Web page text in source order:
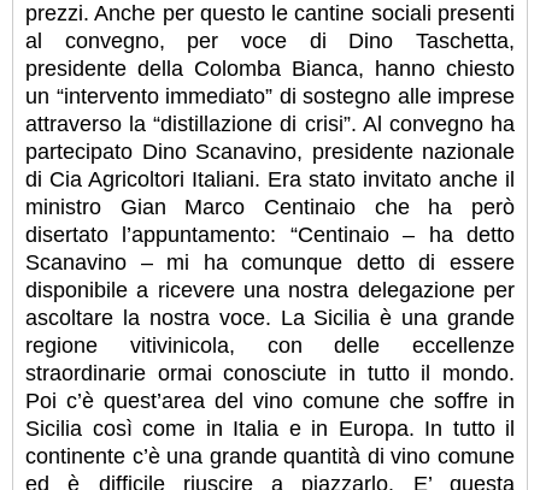
prezzi. Anche per questo le cantine sociali presenti
al convegno, per voce di Dino Taschetta,
presidente della Colomba Bianca, hanno chiesto
un “intervento immediato” di sostegno alle imprese
attraverso la “distillazione di crisi”. Al convegno ha
partecipato Dino Scanavino, presidente nazionale
di Cia Agricoltori Italiani. Era stato invitato anche il
ministro Gian Marco Centinaio che ha però
disertato l’appuntamento: “Centinaio – ha detto
Scanavino – mi ha comunque detto di essere
disponibile a ricevere una nostra delegazione per
ascoltare la nostra voce. La Sicilia è una grande
regione vitivinicola, con delle eccellenze
straordinarie ormai conosciute in tutto il mondo.
Poi c’è quest’area del vino comune che soffre in
Sicilia così come in Italia e in Europa. In tutto il
continente c’è una grande quantità di vino comune
ed è difficile riuscire a piazzarlo. E’ questa